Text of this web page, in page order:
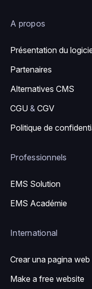
A propos
Présentation du
Partenaires
Alternatives CMS
CGU & CGV
Politique de
Professionnels
EMS Solution
EMS Académie
International
Crear una pagina web
Make a free website